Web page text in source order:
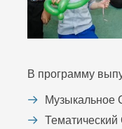
В программу
Музыкальное